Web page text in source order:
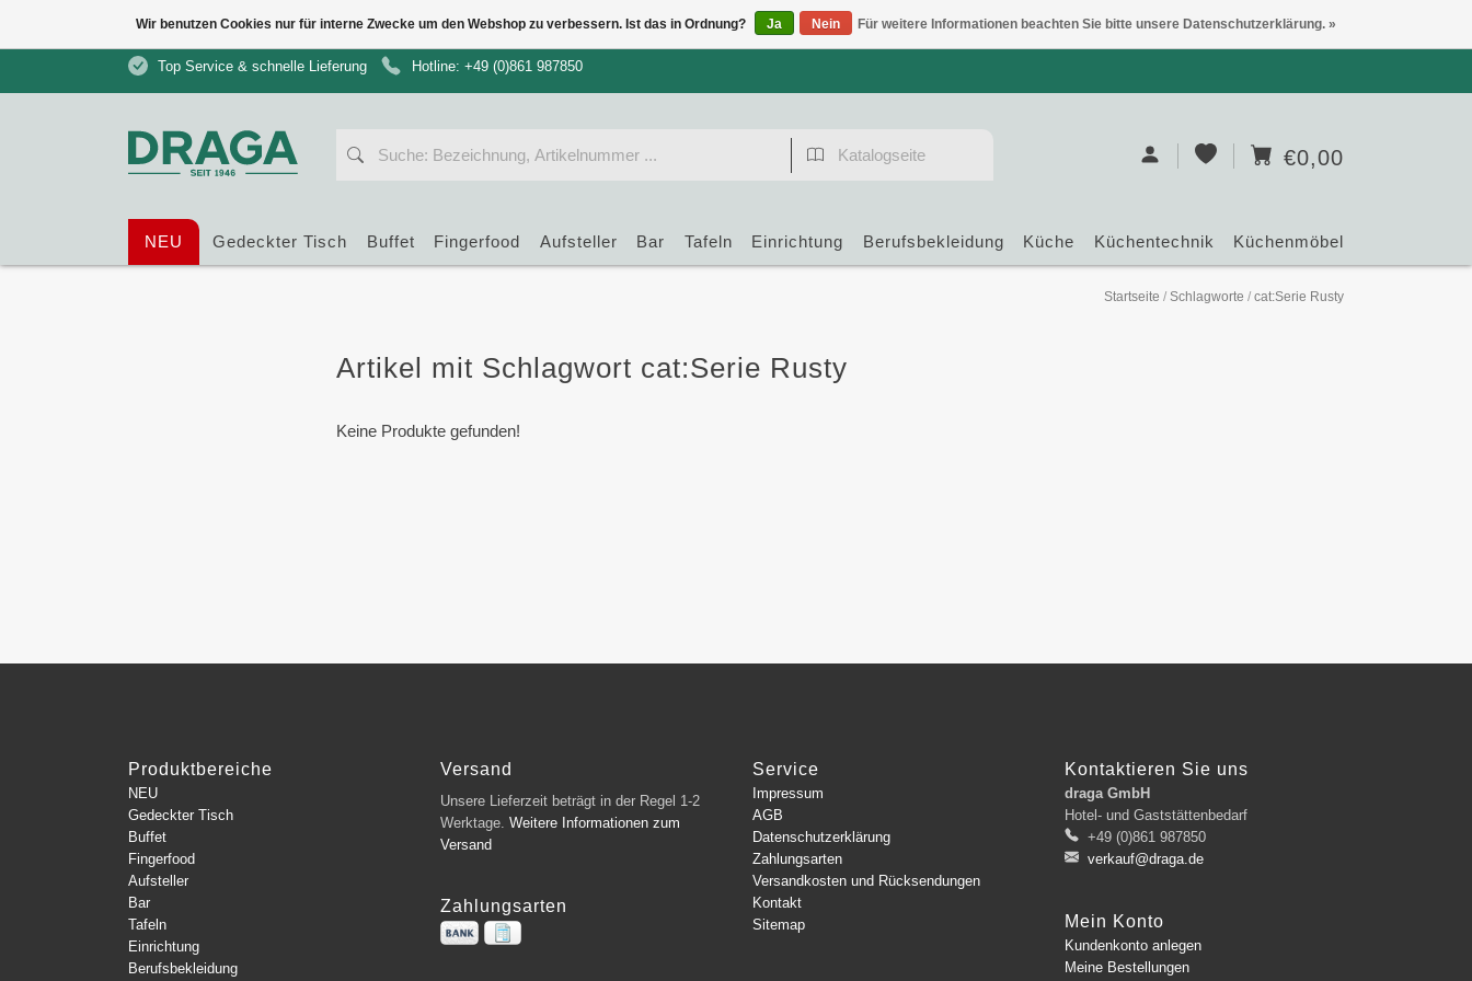
Top Service & schnelle Lieferung Hotline: +49 (0)861 987850
€0,00
NEU Gedeckter Tisch Buffet Fingerfood Aufsteller Bar Tafeln Einrichtung Berufsbekleidung Küche Küchentechnik Küchenmöbel
Startseite / Schlagworte / cat:Serie Rusty
Artikel mit Schlagwort cat:Serie Rusty
Keine Produkte gefunden!
Produktbereiche
NEU
Gedeckter Tisch
Buffet
Fingerfood
Aufsteller
Bar
Tafeln
Einrichtung
Berufsbekleidung
Versand
Unsere Lieferzeit beträgt in der Regel 1-2
Werktage. Weitere Informationen zum
Versand
Zahlungsarten
Service
Impressum
AGB
Datenschutzerklärung
Zahlungsarten
Versandkosten und Rücksendungen
Kontakt
Sitemap
Kontaktieren Sie uns
draga GmbH
Hotel- und Gaststättenbedarf
+49 (0)861 987850
verkauf@draga.de
Mein Konto
Kundenkonto anlegen
Meine Bestellungen
Wir benutzen Cookies nur für interne Zwecke um den Webshop zu verbessern. Ist das in Ordnung? Ja Nein Für weitere Informationen beachten Sie bitte unsere Datenschutzerklärung. »